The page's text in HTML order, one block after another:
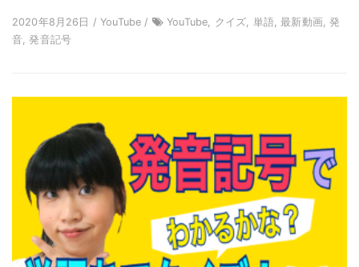
2020年8月26日 / YouTube /
YouTube, クイズ, 単語, 最新動画, 発
音, 発音記号